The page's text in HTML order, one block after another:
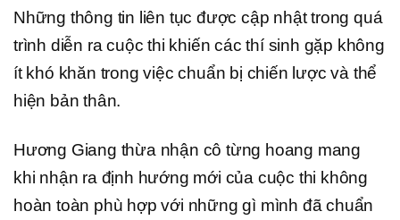
Những thông tin liên tục được cập nhật trong quá
trình diễn ra cuộc thi khiến các thí sinh gặp không
ít khó khăn trong việc chuẩn bị chiến lược và thể
hiện bản thân.
Hương Giang thừa nhận cô từng hoang mang
khi nhận ra định hướng mới của cuộc thi không
hoàn toàn phù hợp với những gì mình đã chuẩn